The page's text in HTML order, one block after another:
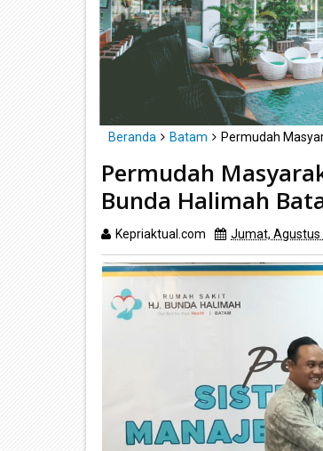
Beranda Batam Permudah
Permudah
Bunda Halimah
Kepriaktual.com Jumat, Agustus